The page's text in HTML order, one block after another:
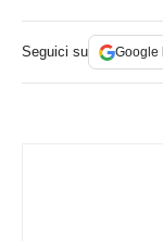
Seguici su Google